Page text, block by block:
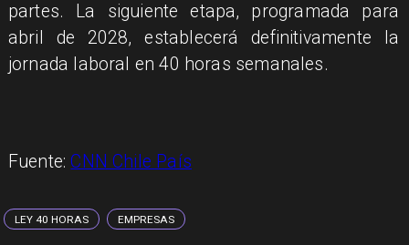
partes. La siguiente etapa, programada para
abril de 2028, establecerá definitivamente la
jornada laboral en 40 horas semanales.
Fuente:CNN Chile País
LEY 40 HORAS EMPRESAS